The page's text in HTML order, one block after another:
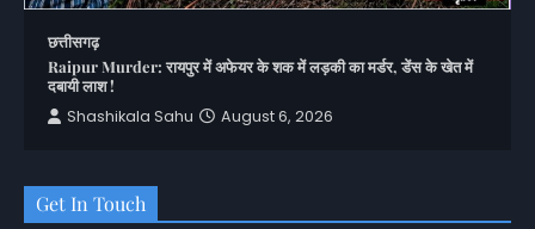
छत्तीसगढ़
Raipur Murder: रायपुर में अफेयर के शक में लड़की का मर्डर, डेंस के खेत में
दबायी लाश !
Shashikala Sahu
August 6, 2026
Get In Touch